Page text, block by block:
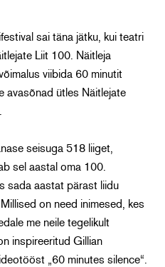
sai täna jätku, kui teatri
Liit 100. Näitleja
viibida 60 minutit
avasõnad ütles Näitlejate
seisuga 518 liiget,
sel aastal oma 100.
sada aastat pärast liidu
on need inimesed, kes
me neile tegelikult
inspireeritud Gillian
„60 minutes silence“.